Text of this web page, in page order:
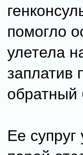
помогло
улетела
заплатив
обратный
Ее